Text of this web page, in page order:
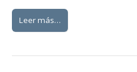
Leer más…